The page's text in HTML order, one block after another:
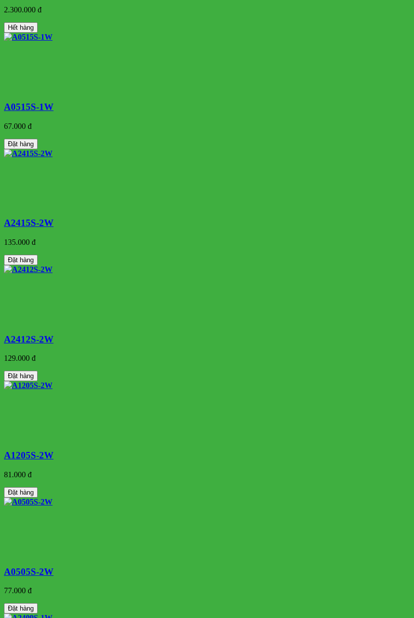
2.300.000 đ
Hết hàng
A0515S-1W
67.000 đ
Đặt hàng
A2415S-2W
135.000 đ
Đặt hàng
A2412S-2W
129.000 đ
Đặt hàng
A1205S-2W
81.000 đ
Đặt hàng
A0505S-2W
77.000 đ
Đặt hàng